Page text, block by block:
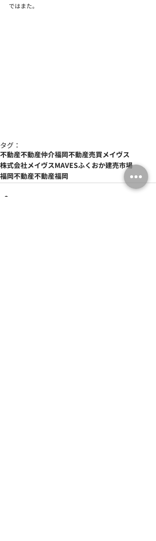
ではまた。
タグ：
不動産不動産仲介福岡不動産売買メイヴス
株式会社メイヴスMAVESふくおか建売市場
福岡不動産不動産福岡